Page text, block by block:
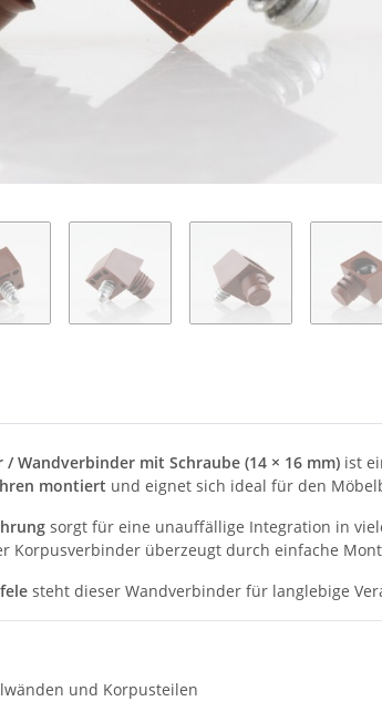
Wandverbinder mit Schraube (14 × 16 mm) ist
montiert und eignet sich ideal für den
sorgt für eine unauffällige Integration in
Korpusverbinder überzeugt durch einfache
steht dieser Wandverbinder für langlebige
und Korpusteilen